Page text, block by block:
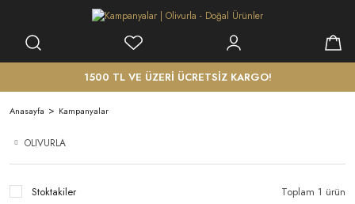
1500 TL VE ÜZERİ ÜCRETSİZ KARGO!
Anasayfa Kampanyalar
OLIVURLA
Stoktakiler Toplam 1 ürün